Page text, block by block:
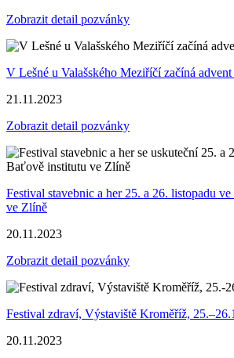
Zobrazit detail pozvánky
V Lešné u Valašského Meziříčí začíná
21.11.2023
Zobrazit detail pozvánky
Festival stavebnic a her 25. a 26. listopadu
ve Zlíně
20.11.2023
Zobrazit detail pozvánky
Festival zdraví, Výstaviště Kroměříž,
20.11.2023